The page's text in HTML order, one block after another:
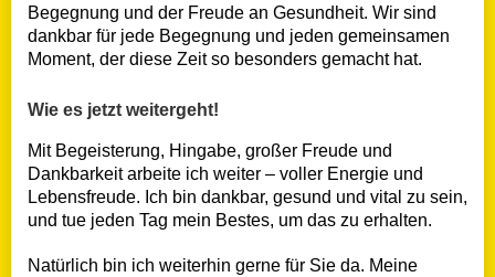
Begegnung und der Freude an Gesundheit. Wir sind
dankbar für jede Begegnung und jeden gemeinsamen
Moment, der diese Zeit so besonders gemacht hat.
Wie es jetzt weitergeht!
Mit Begeisterung, Hingabe, großer Freude und
Dankbarkeit arbeite ich weiter – voller Energie und
Lebensfreude. Ich bin dankbar, gesund und vital zu sein,
und tue jeden Tag mein Bestes, um das zu erhalten.
Natürlich bin ich weiterhin gerne für Sie da. Meine